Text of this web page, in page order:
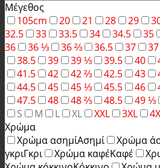
Μέγεθος
105cm
20 21 28 29
32.5
33 33.5 34 34.5 35
36
36 ⅓ 36 ⅔ 36.5 37
38.5
39 39 ⅓ 39.5 40
41.5
42 42 ⅔ 42.5 43
44.5
45 45 ⅓ 45.5 46
47.5
48 48 ⅔ 48.5 49 ⅓
S
M L XL XXL 3XL
Χρώμα
Χρώμα ασημίΑσημί Χρώμα
γκριΓκρι Χρώμα καφέΚαφέ